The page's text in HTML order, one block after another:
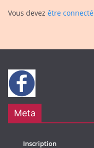
Vous devez être connecté
Meta
Inscription